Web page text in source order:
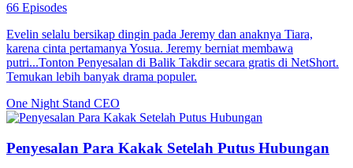
66 Episodes
Evelin selalu bersikap dingin pada Jeremy dan anaknya Tiara,
karena cinta pertamanya Yosua. Jeremy berniat membawa
putri...Tonton Penyesalan di Balik Takdir secara gratis di NetShort.
Temukan lebih banyak drama populer.
One Night Stand CEO
Penyesalan Para Kakak Setelah Putus Hubungan